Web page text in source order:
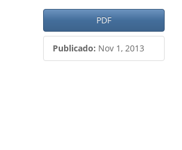
Barra
lateral
del
PDF
Publicado: Nov 1, 2013